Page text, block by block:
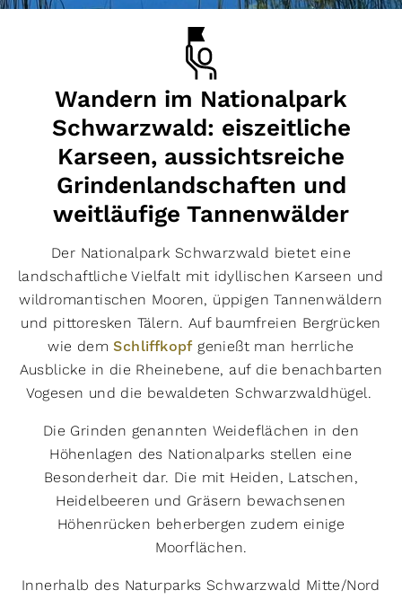
Höhenmeter
Schwierigkeit
leicht moderat schwer
Eigenschaften
gute Grundkondition guter Orientierungssinn
kinderfreundlich Genehmigung erforderlich
streckenweise weglos
Routentyp
Wandern im Nationalpark
Schwarzwald: eiszeitliche
Karseen, aussichtsreiche
Grindenlandschaften und
weitläufige Tannenwälder
Der Nationalpark Schwarzwald bietet eine
landschaftliche Vielfalt mit idyllischen Karseen und
wildromantischen Mooren, üppigen Tannenwäldern
und pittoresken Tälern. Auf baumfreien Bergrücken
wie dem Schliffkopfgenießt man herrliche
Ausblicke in die Rheinebene, auf die benachbarten
Vogesen und die bewaldeten Schwarzwaldhügel.
Die Grinden genannten Weideflächen in den
Höhenlagen des Nationalparks stellen eine
Besonderheit dar. Die mit Heiden, Latschen,
Heidelbeeren und Gräsern bewachsenen
Höhenrücken beherbergen zudem einige
Moorflächen.
Innerhalb des Naturparks Schwarzwald Mitte/Nord
streckenweise weglos
Rundwanderung
stark
moderat
gering
Filter zurücksetzen
16 Routen anzeigen